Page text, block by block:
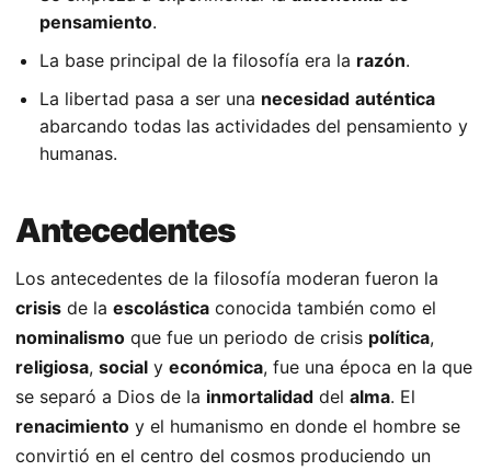
pensamiento.
La base principal de la filosofía era la razón.
La libertad pasa a ser una necesidad auténtica
abarcando todas las actividades del pensamiento y
humanas.
Antecedentes
Los antecedentes de la filosofía moderan fueron la
crisis de la escolástica conocida también como el
nominalismo que fue un periodo de crisis política,
religiosa, social y económica, fue una época en la que
se separó a Dios de la inmortalidad del alma. El
renacimiento y el humanismo en donde el hombre se
convirtió en el centro del cosmos produciendo un